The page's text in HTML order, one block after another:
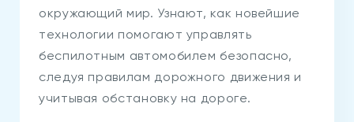
окружающий мир. Узнают, как новейшие
технологии помогают управлять
беспилотным автомобилем безопасно,
следуя правилам дорожного движения и
учитывая обстановку на дороге.